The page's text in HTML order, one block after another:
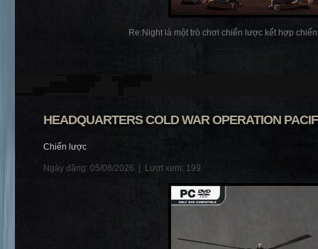
Re:Night là một trò chơi chiến lược kết hợp
HEADQUARTERS COLD WAR OPERATION
Chiến lược
Ngày đăng: 05/08/2026 | Lượt xem: 199